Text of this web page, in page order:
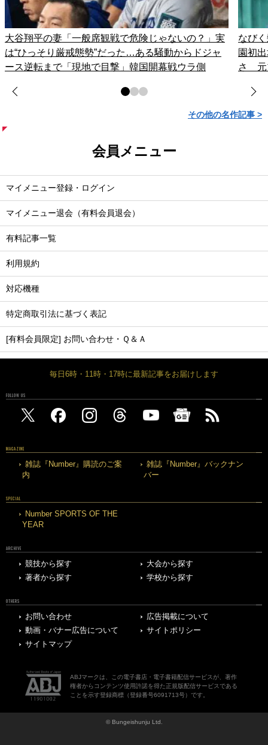
大谷翔平の妻「一般席観戦で危険じゃないの？」実
は“ひっそり厳戒態勢”だった…ある騒動からドジャ
ース逆転まで「現地で目撃」韓国開幕戦ウラ側
なび
園初
さ 元
その他の名作記事 >
会員メニュー
マイメニュー登録・ログイン
マイメニュー退会（有料会員退会）
有料記事一覧
利用規約
対応機種
特定商取引法に基づく表記
[有料会員限定] お問い合わせ・Ｑ＆Ａ
毎日6時・11時・17時に最新記事をお届けします
FOLLOW US
MAGAZINE
雑誌『Number』購読のご案
内
雑誌『Number』バックナン
バー
SPECIAL
Number SPORTS OF THE
YEAR
ARCHIVE
競技から探す
大会から探す
著者から探す
学校から探す
OTHERS
お問い合わせ
広告掲載について
動画・バナー広告について
サイトポリシー
サイトマップ
ABJマークは、この電子書店・電子書籍配信サービスが、著作
権者からコンテンツ使用許諾を得た正規版配信サービスである
ことを示す登録商標（登録番号6091713号）です。
© Bungeishunju Ltd.